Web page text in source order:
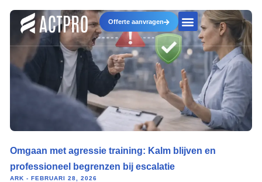
Offerte aanvragen
Omgaan met agressie training: Kalm blijven en
professioneel begrenzen bij escalatie
ARK FEBRUARI 28, 2026